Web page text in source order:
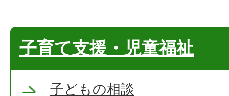
子育て支援・児童福祉
子どもの相談